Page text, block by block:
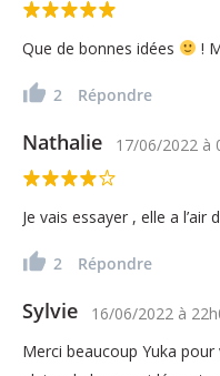
Que de bonnes idées !
2 Répondre
Nathalie 17/06/2022 à
Je vais essayer , elle a l’air
2 Répondre
Sylvie 16/06/2022 à
Merci beaucoup Yuka